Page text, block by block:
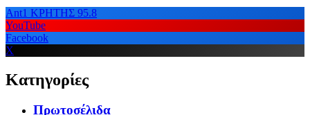
Ant1 ΚΡΗΤΗΣ 95.8
YouTube
Facebook
X
Κατηγορίες
Πρωτοσέλιδα